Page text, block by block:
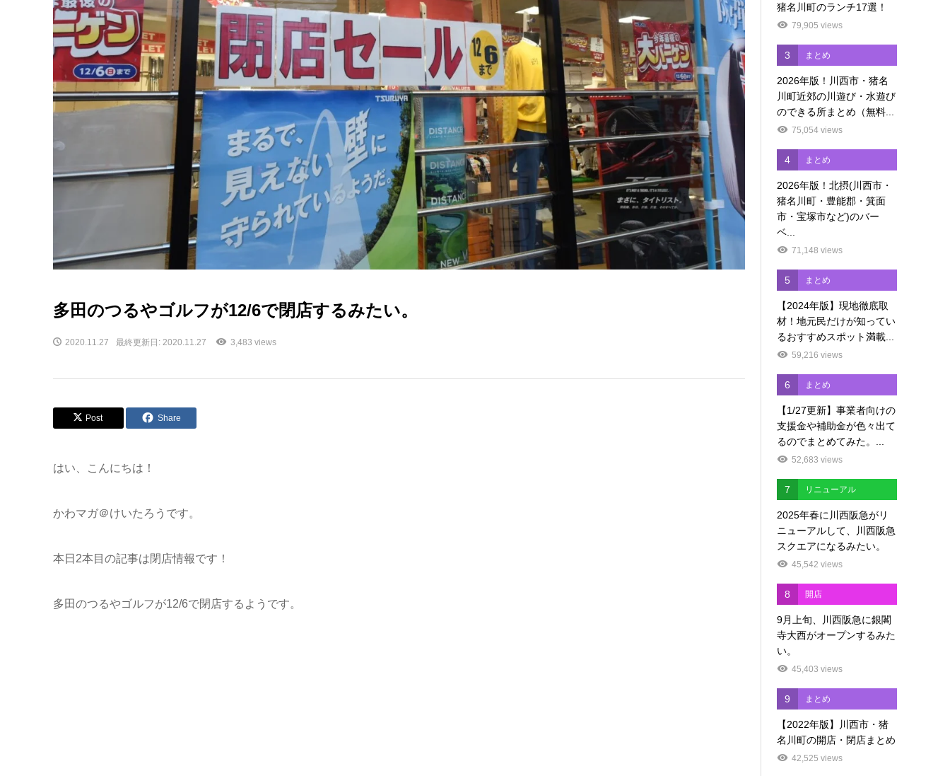
多田のつるやゴルフが12/6で閉店するみたい。
2020.11.27 最終更新日: 2020.11.27 3,483 views
Post Share
はい、こんにちは！
かわマガ＠けいたろうです。
本日2本目の記事は閉店情報です！
多田のつるやゴルフが12/6で閉店するようです。
猪名川町のランチ17選！
79,905 views
3 まとめ
2026年版！川西市・猪名
川町近郊の川遊び・水遊び
のできる所まとめ（無料...
75,054 views
4 まとめ
2026年版！北摂(川西市・
猪名川町・豊能郡・箕面
市・宝塚市など)のバー
ベ...
71,148 views
5 まとめ
【2024年版】現地徹底取
材！地元民だけが知ってい
るおすすめスポット満載...
59,216 views
6 まとめ
【1/27更新】事業者向けの
支援金や補助金が色々出て
るのでまとめてみた。...
52,683 views
7 リニューアル
2025年春に川西阪急がリ
ニューアルして、川西阪急
スクエアになるみたい。
45,542 views
8 開店
9月上旬、川西阪急に銀閣
寺大西がオープンするみた
い。
45,403 views
9 まとめ
【2022年版】川西市・猪
名川町の開店・閉店まとめ
42,525 views